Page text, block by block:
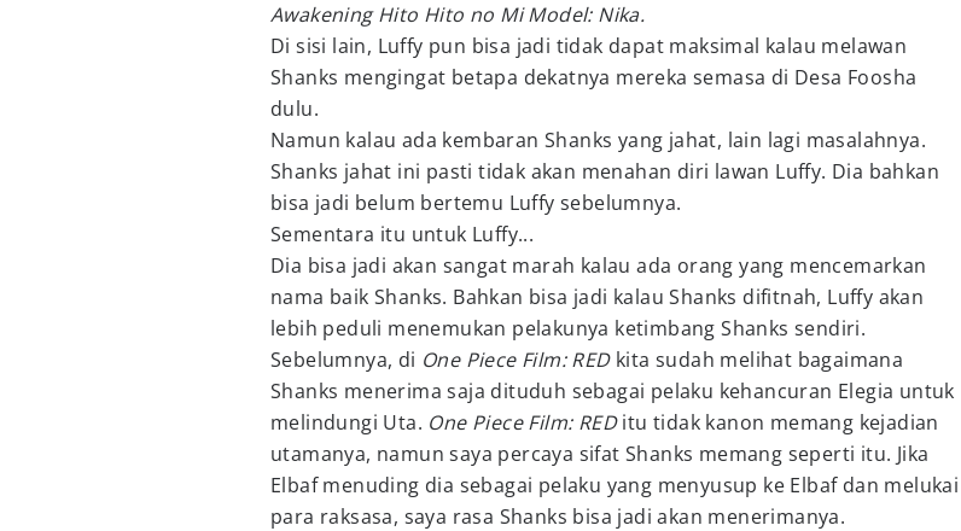
Awakening Hito Hito no Mi Model: Nika.
Di sisi lain, Luffy pun bisa jadi tidak dapat maksimal kalau melawan
Shanks mengingat betapa dekatnya mereka semasa di Desa Foosha
dulu.
Namun kalau ada kembaran Shanks yang jahat, lain lagi masalahnya.
Shanks jahat ini pasti tidak akan menahan diri lawan Luffy. Dia bahkan
bisa jadi belum bertemu Luffy sebelumnya.
Sementara itu untuk Luffy...
Dia bisa jadi akan sangat marah kalau ada orang yang mencemarkan
nama baik Shanks. Bahkan bisa jadi kalau Shanks difitnah, Luffy akan
lebih peduli menemukan pelakunya ketimbang Shanks sendiri.
Sebelumnya, di One Piece Film: RED kita sudah melihat bagaimana
Shanks menerima saja dituduh sebagai pelaku kehancuran Elegia untuk
melindungi Uta. One Piece Film: REDitu tidak kanon memang kejadian
utamanya, namun saya percaya sifat Shanks memang seperti itu. Jika
Elbaf menuding dia sebagai pelaku yang menyusup ke Elbaf dan melukai
para raksasa, saya rasa Shanks bisa jadi akan menerimanya.